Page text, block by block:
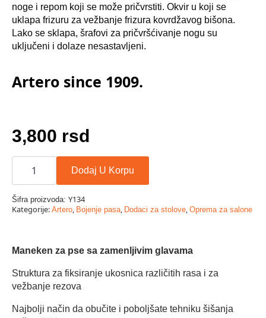
noge i repom koji se može pričvrstiti. Okvir u koji se
uklapa frizuru za vežbanje frizura kovrdžavog bišona.
Lako se sklapa, šrafovi za pričvršćivanje nogu su
uključeni i dolaze nesastavljeni.
Artero since 1909.
3,800 rsd
MODEL
DOG
TRUP
količina
Dodaj U Korpu
Šifra proizvoda: Y134
Kategorije: Artero Bojenje pasa Dodaci za stolove Oprema za salone
Maneken za pse sa zamenljivim glavama
Struktura za fiksiranje ukosnica različitih rasa i za
vežbanje rezova
Najbolji način da obučite i poboljšate tehniku šišanja